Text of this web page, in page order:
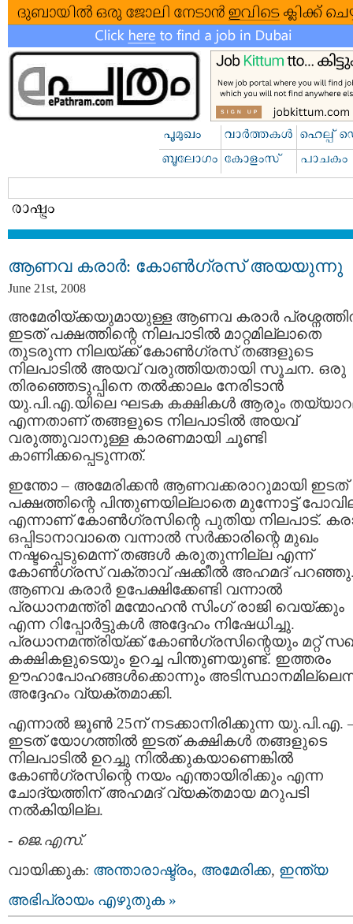
ആണവ കരാര്‍: കോണ്‍ഗ്രസ് അയയുന്നു
June 21st, 2008
അമേരിയ്ക്കയുമായുള്ള ആണവ കരാര്‍
ഇടത് പക്ഷത്തിന്റെ നിലപാടില്‍ മാറ്റമില്ലാതെ
തുടരുന്ന നിലയ്ക്ക് കോണ്‍ഗ്രസ് തങ്ങളുടെ
നിലപാടില്‍ അയവ് വരുത്തിയതായി സൂചന. ഒരു
തിരഞ്ഞെടുപ്പിനെ തല്‍ക്കാലം നേരിടാന്‍
യു.പി.എ.യിലെ ഘടക കക്ഷികള്‍ ആരും
എന്നതാണ് തങ്ങളുടെ നിലപാടില്‍ അയവ്
വരുത്തുവാനുള്ള കാരണമായി ചൂണ്ടി
കാണിക്കപ്പെടുന്നത്.
ഇന്തോ – അമേരിക്കന്‍ ആണവക്കരാറുമായി ഇടത്
പക്ഷത്തിന്റെ പിന്തുണയില്ലാതെ മുന്നോട്ട്
എന്നാണ് കോണ്‍ഗ്രസിന്റെ പുതിയ നിലപാട്.
ഒപ്പിടാനാവാതെ വന്നാല്‍ സര്‍ക്കാരിന്റെ മുഖം
നഷ്ടപ്പെടുമെന്ന് തങ്ങള്‍ കരുതുന്നില്ല എന്ന്‍
കോണ്‍ഗ്രസ് വക്താവ് ഷക്കീല്‍ അഹമദ്
ആണവ കരാര്‍ ഉപേക്ഷിക്കേണ്ടി വന്നാല്‍
പ്രധാനമന്ത്രി മന്മോഹന്‍ സിംഗ് രാജി വെയ്ക്കും
എന്ന റിപ്പോര്‍ട്ടുകള്‍ അദ്ദേഹം നിഷേധിച്ചു.
പ്രധാനമന്ത്രിയ്ക്ക് കോണ്‍ഗ്രസിന്റെയും മറ്റ്
കക്ഷികളുടെയും ഉറച്ച പിന്തുണയുണ്ട്. ഇത്തരം
ഊഹാപോഹങ്ങള്‍ക്കൊന്നും
അദ്ദേഹം വ്യക്തമാക്കി.
എന്നാല്‍ ജൂണ്‍ 25ന് നടക്കാനിരിക്കുന്ന യു.പി.എ.
ഇടത് യോഗത്തില്‍ ഇടത് കക്ഷികള്‍ തങ്ങളുടെ
നിലപാടില്‍ ഉറച്ചു നില്‍ക്കുകയാണെങ്കില്‍
കോണ്‍ഗ്രസിന്റെ നയം എന്തായിരിക്കും എന്ന
ചോദ്യത്തിന് അഹമദ് വ്യക്തമായ മറുപടി
നല്‍കിയില്ല.
- ജെ.എസ്.
വായിക്കുക: അന്താരാഷ്ട്രം, അമേരിക്ക, ഇന്ത്യ
അഭിപ്രായം എഴുതുക »